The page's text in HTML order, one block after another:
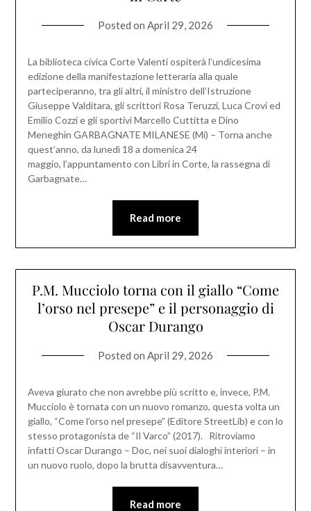
Posted on April 29, 2026
La biblioteca civica Corte Valenti ospiterà l’undicesima
edizione della manifestazione letteraria alla quale
parteciperanno, tra gli altri, il ministro dell’Istruzione
Giuseppe Valditara, gli scrittori Rosa Teruzzi, Luca Crovi ed
Emilio Cozzi e gli sportivi Marcello Cuttitta e Dino
Meneghin GARBAGNATE MILANESE (Mi) – Torna anche
quest’anno, da lunedì 18 a domenica 24
maggio, l’appuntamento con Libri in Corte, la rassegna di
Garbagnate…
Read more
P.M. Mucciolo torna con il giallo “Come
l’orso nel presepe” e il personaggio di
Oscar Durango
Posted on April 29, 2026
Aveva giurato che non avrebbe più scritto e, invece, P.M.
Mucciolo è tornata con un nuovo romanzo, questa volta un
giallo, “Come l’orso nel presepe” (Editore StreetLib) e con lo
stesso protagonista de “Il Varco” (2017). Ritroviamo
infatti Oscar Durango – Doc, nei suoi dialoghi interiori – in
un nuovo ruolo, dopo la brutta disavventura…
Read more